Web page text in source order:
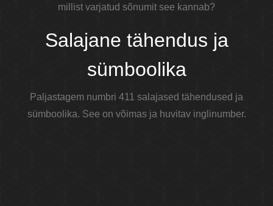
millist varjatud sõnumit see kannab?
Salajane tähendus ja
sümboolika
Paljastagem numbri 411 salajased tähendused ja
sümboolika. See on võimas ja huvitav inglinumber.